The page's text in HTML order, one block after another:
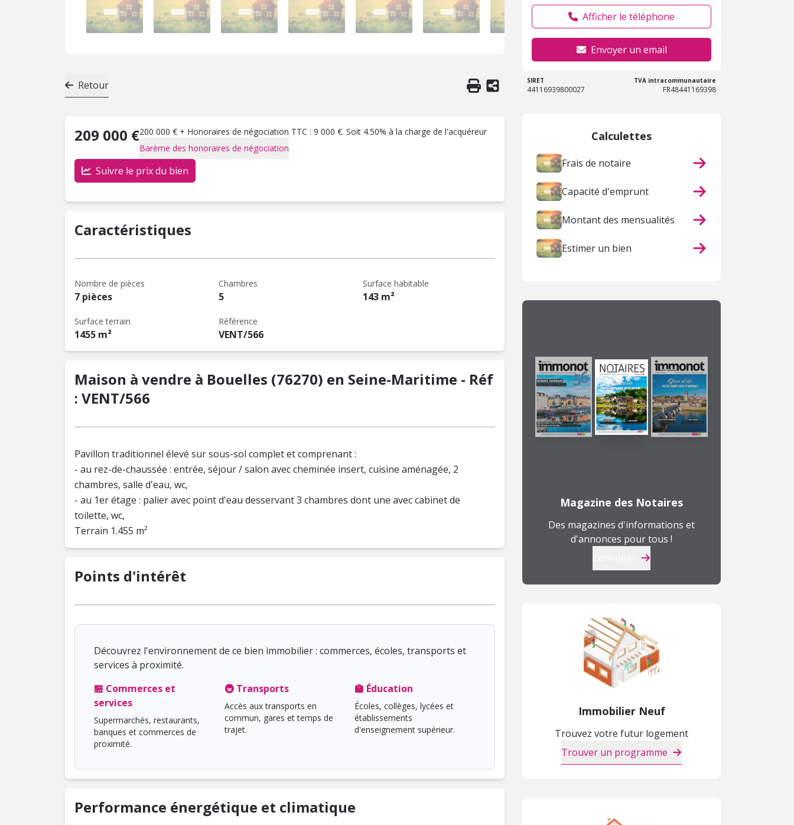
Retour
209 000 €200 000 € + Honoraires de négociation TTC : 9 000 €. Soit 4.50% à la charge de l'acquéreur
Barème des honoraires de négociation
Suivre le prix du bien
Caractéristiques
Nombre de pièces
7 pièces
Chambres
5
Surface habitable
143 m²
Surface terrain
1455 m²
Référence
VENT/566
Maison à vendre à Bouelles (76270) en Seine-Maritime - Réf
: VENT/566
Pavillon traditionnel élevé sur sous-sol complet et comprenant :
- au rez-de-chaussée : entrée, séjour / salon avec cheminée insert, cuisine aménagée, 2
chambres, salle d'eau, wc,
- au 1er étage : palier avec point d'eau desservant 3 chambres dont une avec cabinet de
toilette, wc,
Terrain 1.455 m²
Points d'intérêt
Découvrez l'environnement de ce bien immobilier : commerces, écoles, transports et
services à proximité.
🏪 Commerces et
services
Supermarchés, restaurants,
banques et commerces de
proximité.
🚇 Transports
Accès aux transports en
commun, gares et temps de
trajet.
🏫 Éducation
Écoles, collèges, lycées et
établissements
d'enseignement supérieur.
Performance énergétique et climatique
Afficher le téléphone
Envoyer un email
SIRET
44116939800027
TVA intracommunautaire
FR48441169398
Calculettes
Frais de notaire
Capacité d'emprunt
Montant des mensualités
Estimer un bien
Magazine des Notaires
Des magazines d'informations et
d'annonces pour tous !
Immobilier Neuf
Trouvez votre futur logement
Trouver un programme